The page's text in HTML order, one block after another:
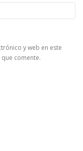
y web en este
comente.